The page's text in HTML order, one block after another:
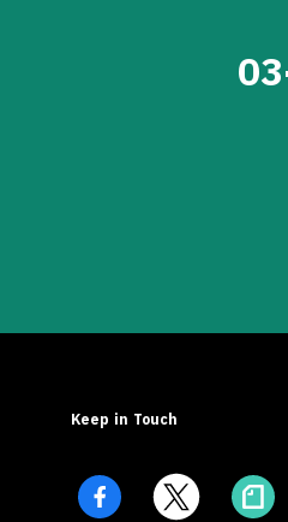
Keep in Touch